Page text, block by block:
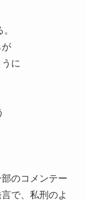
が
に
のコメンテー
で、私刑のよ